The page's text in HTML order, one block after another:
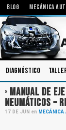
BLOG MECÁNICA
Diagnóstico
MANUAL DE
NEUMÁTICOS –
17 DE JUN en MECÁNICA